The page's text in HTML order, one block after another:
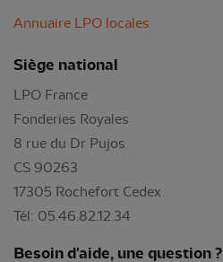
Annuaire LPO locales
Siège national
LPO France
Fonderies Royales
8 rue du Dr Pujos
CS 90263
17305 Rochefort Cedex
Tél: 05.46.82.12.34
Besoin d'aide, une question ?